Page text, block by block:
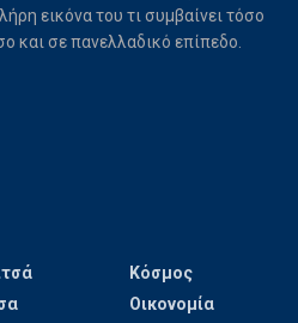
εικόνα του τι συμβαίνει τόσο
και σε πανελλαδικό επίπεδο.
Κόσμος
Οικονομία